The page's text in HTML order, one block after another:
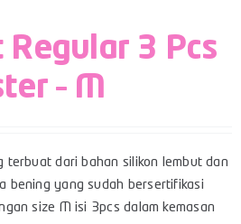
Regular 3 Pcs
– M
terbuat dari bahan silikon lembut dan
bening yang sudah bersertifikasi
size M isi 3pcs dalam kemasan